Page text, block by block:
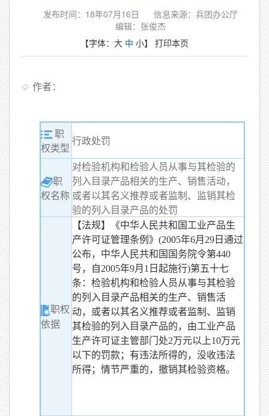
发布时间：18年07月16日
信息来源：兵团办公厅
编辑：张俊杰
【字体： 大 中 小】 打印本页
作者：
职
权类型
行政处罚
职
权名称
对检验机构和检验人员从事与其检验的
列入目录产品相关的生产、销售活动，
或者以其名义推荐或者监制、监销其检
验的列入目录产品的处罚
职权
依据
【法规】《中华人民共和国工业产品生
产许可证管理条例》(2005年6月29日通过
公布，中华人民共和国国务院令第440
号，自2005年9月1日起施行)第五十七
条：检验机构和检验人员从事与其检验
的列入目录产品相关的生产、销售活
动，或者以其名义推荐或者监制、监销
其检验的列入目录产品的，由工业产品
生产许可证主管部门处2万元以上10万元
以下的罚款；有违法所得的，没收违法
所得；情节严重的，撤销其检验资格。